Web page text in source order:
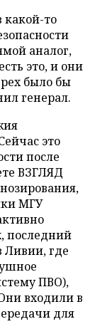
какой-то
аналог,
это, и они
было бы
генерал.
это
после
ВЗГЛЯД
МГУ
последний
Ливии, где
ПВО),
входили в
для